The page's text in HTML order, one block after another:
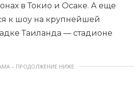
в Токио и Осаке. А еще
к шоу на крупнейшей
Таиланда — стадионе
– ПРОДОЛЖЕНИЕ НИЖЕ